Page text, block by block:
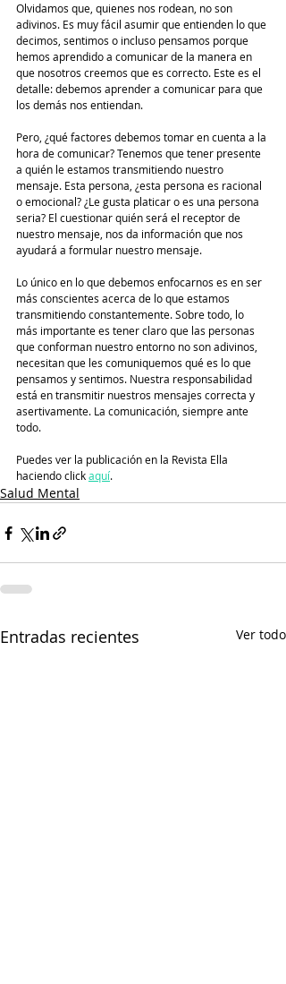
Olvidamos que, quienes nos rodean, no son
adivinos. Es muy fácil asumir que entienden lo que
decimos, sentimos o incluso pensamos porque
hemos aprendido a comunicar de la manera en
que nosotros creemos que es correcto. Este es el
detalle: debemos aprender a comunicar para que
los demás nos entiendan.
Pero, ¿qué factores debemos tomar en cuenta a la
hora de comunicar? Tenemos que tener presente
a quién le estamos transmitiendo nuestro
mensaje. Esta persona, ¿esta persona es racional
o emocional? ¿Le gusta platicar o es una persona
seria? El cuestionar quién será el receptor de
nuestro mensaje, nos da información que nos
ayudará a formular nuestro mensaje.
Lo único en lo que debemos enfocarnos es en ser
más conscientes acerca de lo que estamos
transmitiendo constantemente. Sobre todo, lo
más importante es tener claro que las personas
que conforman nuestro entorno no son adivinos,
necesitan que les comuniquemos qué es lo que
pensamos y sentimos. Nuestra responsabilidad
está en transmitir nuestros mensajes correcta y
asertivamente. La comunicación, siempre ante
todo.
Puedes ver la publicación en la Revista Ella
haciendo click aquí.
Salud Mental
Entradas recientes Ver todo